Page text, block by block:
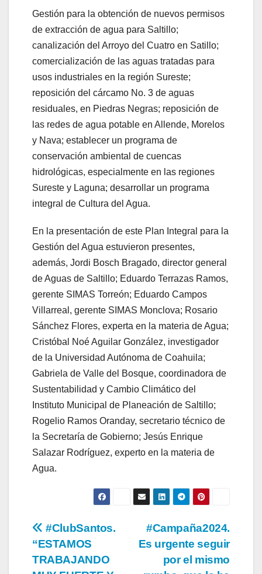
Gestión para la obtención de nuevos permisos
de extracción de agua para Saltillo;
canalización del Arroyo del Cuatro en Satillo;
comercialización de las aguas tratadas para
usos industriales en la región Sureste;
reposición del cárcamo No. 3 de aguas
residuales, en Piedras Negras; reposición de
las redes de agua potable en Allende, Morelos
y Nava; establecer un programa de
conservación ambiental de cuencas
hidrológicas, especialmente en las regiones
Sureste y Laguna; desarrollar un programa
integral de Cultura del Agua.
En la presentación de este Plan Integral para la
Gestión del Agua estuvieron presentes,
además, Jordi Bosch Bragado, director general
de Aguas de Saltillo; Eduardo Terrazas Ramos,
gerente SIMAS Torreón; Eduardo Campos
Villarreal, gerente SIMAS Monclova; Rosario
Sánchez Flores, experta en la materia de Agua;
Cristóbal Noé Aguilar González, investigador
de la Universidad Autónoma de Coahuila;
Gabriela de Valle del Bosque, coordinadora de
Sustentabilidad y Cambio Climático del
Instituto Municipal de Planeación de Saltillo;
Rogelio Ramos Oranday, secretario técnico de
la Secretaría de Gobierno; Jesús Enrique
Salazar Rodríguez, experto en la materia de
Agua.
Navegación
de
#Campaña2024.
Es urgente seguir
por el mismo
#ClubSantos.
“ESTAMOS
TRABAJANDO